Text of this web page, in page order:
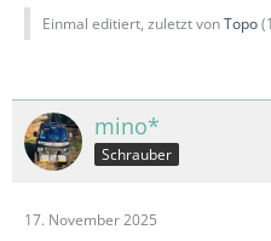
Einmal editiert, zuletzt vonTopo(
mino*
Schrauber
17. November 2025